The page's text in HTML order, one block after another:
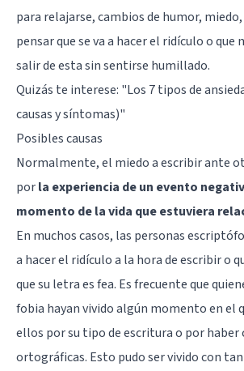
para relajarse, cambios de humor,
pensar que se va a hacer el ridículo o que
salir de esta sin sentirse humillado.
Quizás te interese: "Los 7 tipos de
causas y síntomas)"
Posibles causas
Normalmente, el miedo a escribir ante
porla experiencia de un evento
momento de la vida que estuviera
En muchos casos, las personas
a hacer el ridículo a la hora de escribir o
que su letra es fea. Es frecuente que
fobia hayan vivido algún momento en el
ellos por su tipo de escritura o por
ortográficas. Esto pudo ser vivido con